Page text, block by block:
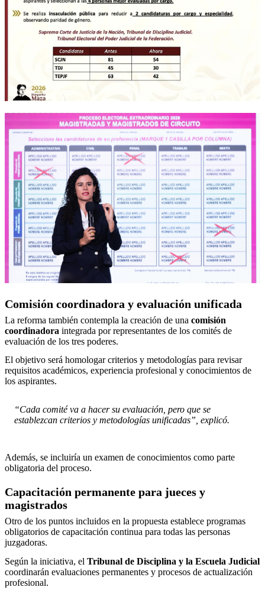
Comisión coordinadora y evaluación unificada
La reforma también contempla la creación de una comisión
coordinadora integrada por representantes de los comités de
evaluación de los tres poderes.
El objetivo será homologar criterios y metodologías para revisar
requisitos académicos, experiencia profesional y conocimientos de
los aspirantes.
“Cada comité va a hacer su evaluación, pero que se
establezcan criterios y metodologías unificadas”, explicó.
Además, se incluiría un examen de conocimientos como parte
obligatoria del proceso.
Capacitación permanente para jueces y
magistrados
Otro de los puntos incluidos en la propuesta establece programas
obligatorios de capacitación continua para todas las personas
juzgadoras.
Según la iniciativa, el Tribunal de Disciplina y la Escuela Judicial
coordinarán evaluaciones permanentes y procesos de actualización
profesional.